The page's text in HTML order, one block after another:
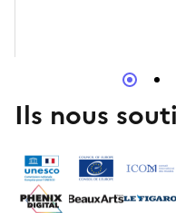
mnhttps://
Ils nous